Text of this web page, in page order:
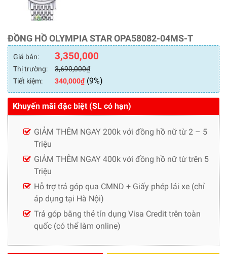
ĐỒNG HỒ OLYMPIA STAR OPA58082-04MS-T
Giá bán: 3,350,000
Thị trường: 3,690,000₫
Tiết kiệm:
340,000₫(9%)
Khuyến mãi đặc biệt (SL có hạn)
GIẢM THÊM NGAY 200k với đồng hồ nữ từ 2 – 5
Triệu
GIẢM THÊM NGAY 400k với đồng hồ nữ từ trên 5
Triệu
Hỗ trợ trả góp qua CMND + Giấy phép lái xe (chỉ
áp dụng tại Hà Nội)
Trả góp bằng thẻ tín dụng Visa Credit trên toàn
quốc (có thể làm online)